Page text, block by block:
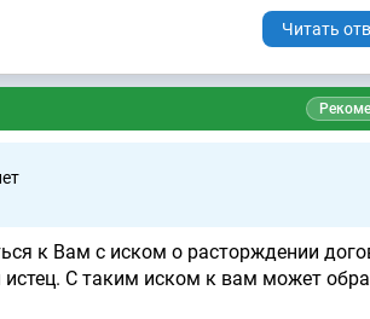
Читать
к Вам с иском о расторждении
С таким иском к вам может